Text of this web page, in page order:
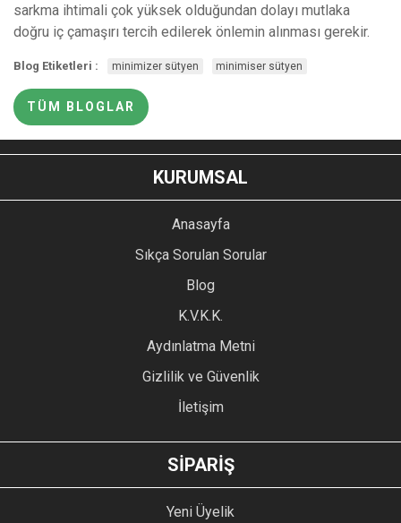
sarkma ihtimali çok yüksek olduğundan dolayı mutlaka
doğru iç çamaşırı tercih edilerek önlemin alınması gerekir.
Blog Etiketleri : minimizer sütyen minimiser sütyen
TÜM BLOGLAR
KURUMSAL
Anasayfa
Sıkça Sorulan Sorular
Blog
K.V.K.K.
Aydınlatma Metni
Gizlilik ve Güvenlik
İletişim
SİPARİŞ
Yeni Üyelik